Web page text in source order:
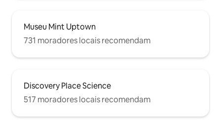
Museu Mint Uptown
731 moradores locais recomendam
Discovery Place Science
517 moradores locais recomendam